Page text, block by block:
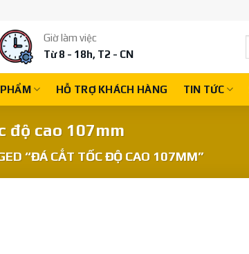
Giờ làm việc
Từ 8 - 18h, T2 - CN
HỖ TRỢ KHÁCH HÀNG TIN TỨC
độ cao 107mm
“ĐÁ CẮT TỐC ĐỘ CAO 107MM”